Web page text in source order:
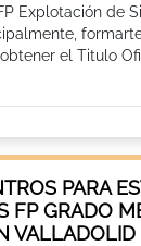
Explotación de
el Titulo
PARA
FP GRADO
VALLADOLID